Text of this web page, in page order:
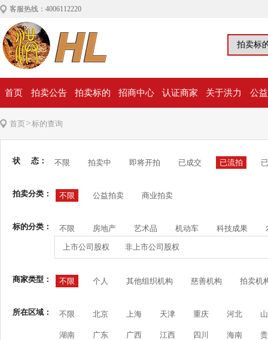
客服热线：4006112220
首页 拍卖公告 拍卖标的 招商中心 认证商家 关于洪力 公
首页>标的查询
状 态： 不限 拍卖中 即将开拍 已成交 已流拍
拍卖分类： 不限 公益拍卖 商业拍卖
标的分类： 不限 房地产 艺术品 机动车 科技成果
上市公司股权 非上市公司股权
商家类型： 不限 个人 其他组织机构 慈善机构 拍卖机
所在区域： 不限 北京 上海 天津 重庆 河北
湖南 广东 广西 江西 四川 海南